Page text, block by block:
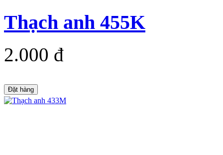
Thạch anh 455K
2.000 đ
Đặt hàng